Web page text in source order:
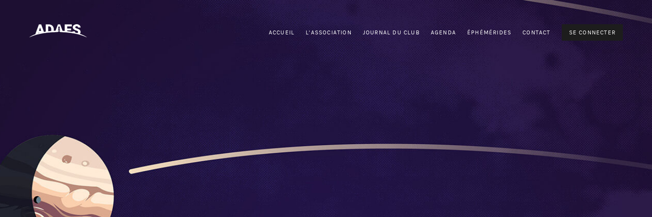
ACCUEIL L'ASSOCIATION JOURNAL DU CLUB AGENDA ÉPHÉMÉRIDES CONTACT SE CONNECTER